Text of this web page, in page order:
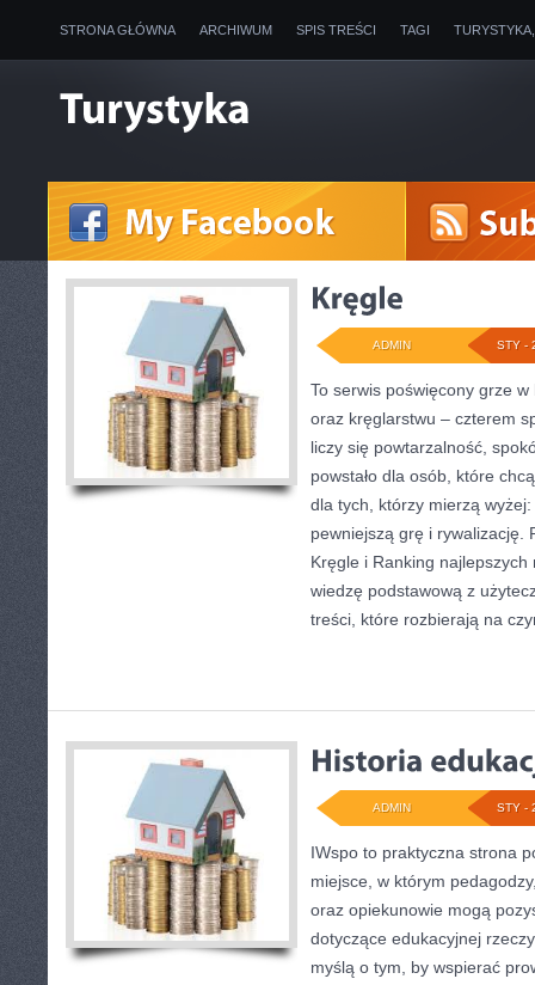
STRONA GŁÓWNA ARCHIWUM SPIS TREŚCI TAGI
STY -
ADMIN
To serwis poświęcony grze
oraz kręglarstwu – czterem
liczy się powtarzalność,
powstało dla osób, które
dla tych, którzy mierzą
pewniejszą grę i rywalizację.
Kręgle i Ranking najlepszych
wiedzę podstawową z
treści, które rozbierają na
STY -
ADMIN
IWspo to praktyczna strona
miejsce, w którym
oraz opiekunowie mogą
dotyczące edukacyjnej
myślą o tym, by wspierać